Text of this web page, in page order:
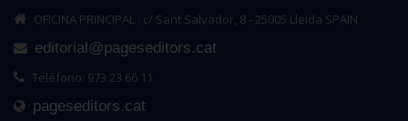
OFICINA PRINCIPAL : c/ Sant Salvador, 8 - 25005 Lleida SPAIN
editorial@pageseditors.cat
Teléfono: 973 23 66 11
pageseditors.cat